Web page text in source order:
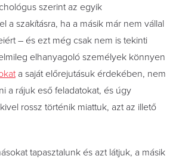
szerint az egyik
a szakításra, ha a másik már nem vállal
– és ezt még csak nem is tekinti
elhanyagoló személyek könnyen
a saját előrejutásuk érdekében, nem
a rájuk eső feladatokat, és úgy
rossz történik miattuk, azt az illető
tapasztalunk és azt látjuk, a másik